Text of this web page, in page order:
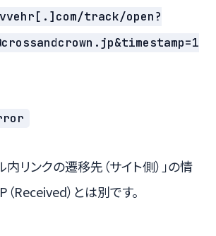
track/open?
リンクの遷移先（サイト側）」の情
Received）とは別です。